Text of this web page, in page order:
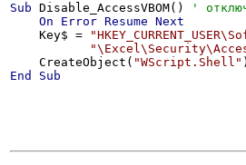
Sub Disable_AccessVBOM()
On
Error Resume Next
    Key$ =
    CreateObject(
"WScript.Shell"
End
Sub